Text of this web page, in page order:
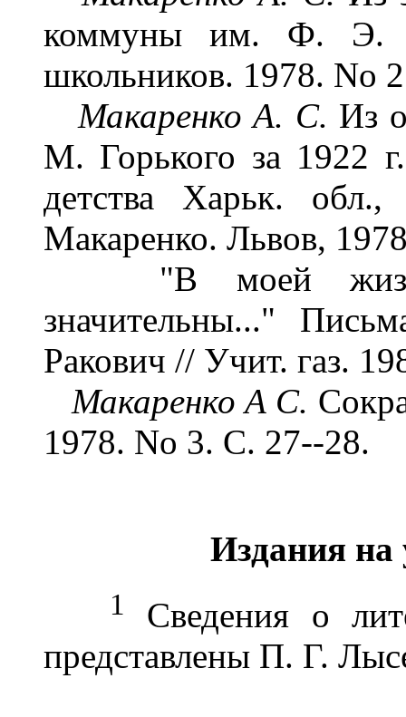
коммуны им. Ф. Э.
школьников. 1978. No
Макаренко А. С. Из
М. Горького за 1922
детства Харьк.
Макаренко. Львов,
"В моей жизни
значительны..."
Ракович // Учит. газ.
Макаренко А С.
1978. No 3. С. 27--28.
Издания на
1
Сведения о
представлены П. Г.